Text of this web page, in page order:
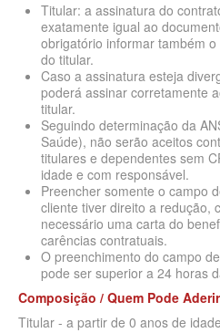
PORTO SEGURO PLANO DE SAÚDE
SAMED PLANO DE SAÚDE
SANTA CASA DE MAUÁ PLANO DE
SANTARIS PLANO DE SAÚDE
SANTA HELENA PLANO DE SAÚDE
SÃO CRISTOVÃO PLANO DE SAÚDE
SÃO MIGUEL PLANO DE SAÚDE
SISTEMAS PLANO DE SAÚDE
SOMPO PLANO DE SAÚDE
PLANO DE SAÚDE INDIVIDUAL
BIO SAÚDE PLANO DE SAÚDE
BIOVIDA PLANO DE SAÚDE
BLUE MED PLANO DE SAÚDE
CLASSES PLANO DE SAÚDE
CUIDAR ME PLANO DE SAÚDE
Titular: a assinatura do
exatamente igual ao
obrigatório informar também
do titular.
Caso a assinatura esteja
poderá assinar corretamente
titular.
Seguindo determinação da
Saúde), não serão aceitos
titulares e dependentes sem
idade e com responsável.
Preencher somente o campo
cliente tiver direito a redução,
necessário uma carta do
carências contratuais.
O preenchimento do campo
pode ser superior a 24 horas
Composição / Quem Pode Aderir
Titular - a partir de 0 anos de